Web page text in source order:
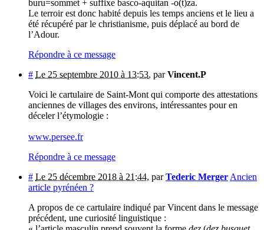
buru=sommet + suffixe basco-aquitan -o(t)za.
Le terroir est donc habité depuis les temps anciens et le lieu a
été récupéré par le christianisme, puis déplacé au bord de
l’Adour.
Répondre à ce message
# Le 25 septembre 2010 à 13:53, parVincent.P
Voici le cartulaire de Saint-Mont qui comporte des attestations
anciennes de villages des environs, intéressantes pour en
déceler l’étymologie :
www.persee.fr
Répondre à ce message
# Le 25 décembre 2018 à 21:44, parTederic Merger Ancien
article pyrénéen ?
A propos de ce cartulaire indiqué par Vincent dans le message
précédent, une curiosité linguistique :